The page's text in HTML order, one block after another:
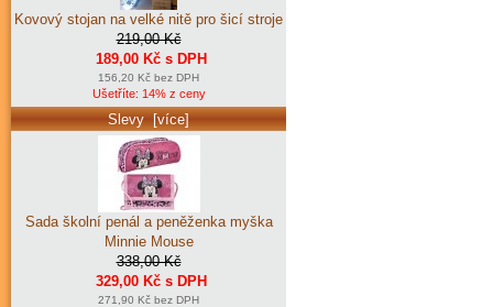
Kovový stojan na velké nitě pro šicí stroje
219,00 Kč
189,00 Kč s DPH
156,20 Kč bez DPH
Ušetříte: 14% z ceny
Slevy [více]
Sada školní penál a peněženka myška
Minnie Mouse
338,00 Kč
329,00 Kč s DPH
271,90 Kč bez DPH